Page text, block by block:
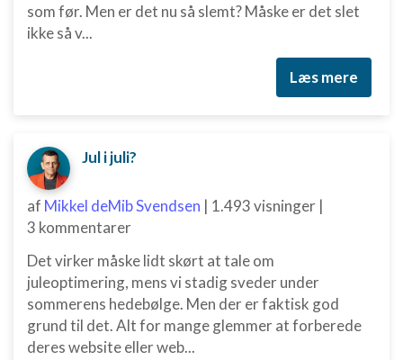
som før. Men er det nu så slemt? Måske er det slet
ikke så v...
Læs mere
Jul i juli?
af Mikkel deMib Svendsen | 1.493 visninger |
3 kommentarer
Det virker måske lidt skørt at tale om
juleoptimering, mens vi stadig sveder under
sommerens hedebølge. Men der er faktisk god
grund til det. Alt for mange glemmer at forberede
deres website eller web...